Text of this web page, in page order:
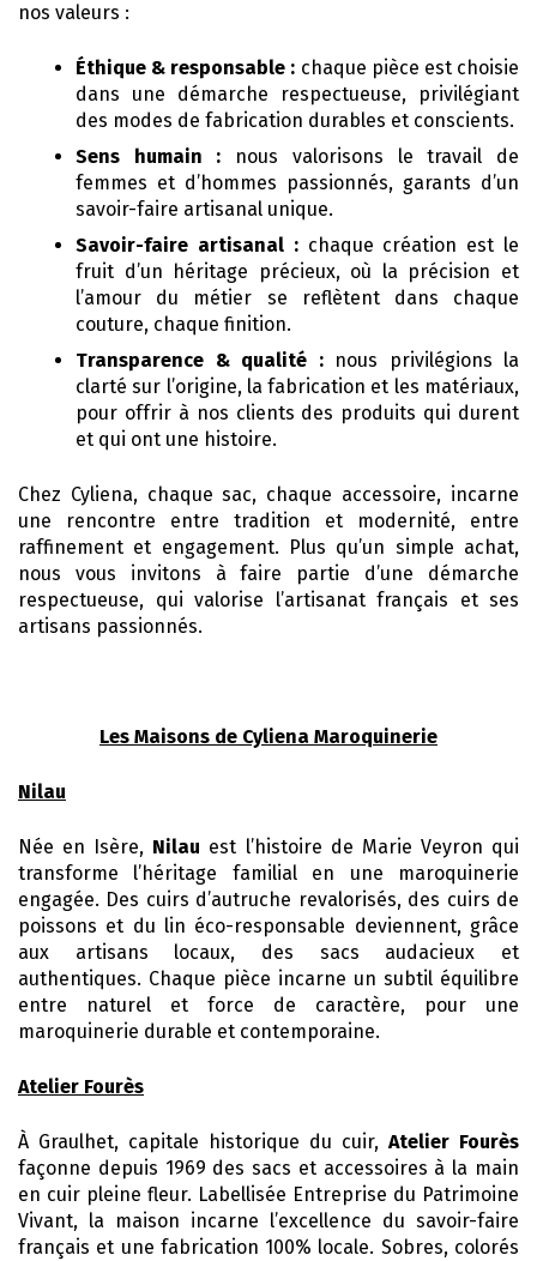
nos valeurs :
Éthique & responsable : chaque pièce est choisie
dans une démarche respectueuse, privilégiant
des modes de fabrication durables et conscients.
Sens humain : nous valorisons le travail de
femmes et d’hommes passionnés, garants d’un
savoir-faire artisanal unique.
Savoir-faire artisanal :chaque création est le
fruit d’un héritage précieux, où la précision et
l’amour du métier se reflètent dans chaque
couture, chaque finition.
Transparence & qualité :nous privilégions la
clarté sur l’origine, la fabrication et les matériaux,
pour offrir à nos clients des produits qui durent
et qui ont une histoire.
Chez Cyliena, chaque sac, chaque accessoire, incarne
une rencontre entre tradition et modernité, entre
raffinement et engagement. Plus qu’un simple achat,
nous vous invitons à faire partie d’une démarche
respectueuse, qui valorise l’artisanat français et ses
artisans passionnés.
Les Maisons de Cyliena Maroquinerie
Nilau
Née en Isère, Nilau est l’histoire de Marie Veyron qui
transforme l’héritage familial en une maroquinerie
engagée. Des cuirs d’autruche revalorisés, des cuirs de
poissons et du lin éco-responsable deviennent, grâce
aux artisans locaux, des sacs audacieux et
authentiques. Chaque pièce incarne un subtil équilibre
entre naturel et force de caractère, pour une
maroquinerie durable et contemporaine.
Atelier Fourès
À Graulhet, capitale historique du cuir, Atelier Fourès
façonne depuis 1969 des sacs et accessoires à la main
en cuir pleine fleur. Labellisée Entreprise du Patrimoine
Vivant, la maison incarne l’excellence du savoir-faire
français et une fabrication 100% locale. Sobres, colorés